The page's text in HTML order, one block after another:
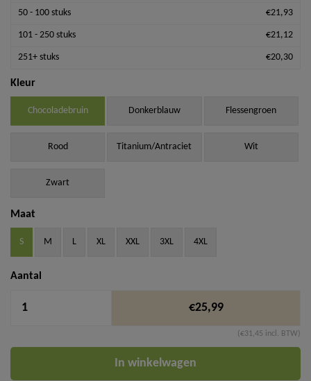
50 - 100 stuks €21,93
101 - 250 stuks €21,12
251+ stuks €20,30
Kleur
Chocoladebruin Donkerblauw Flessengroen
Rood Titanium/Antraciet Wit
Zwart
Maat
S M L XL XXL 3XL 4XL
Aantal
€25,99
(€31,45 incl. BTW)
In winkelwagen